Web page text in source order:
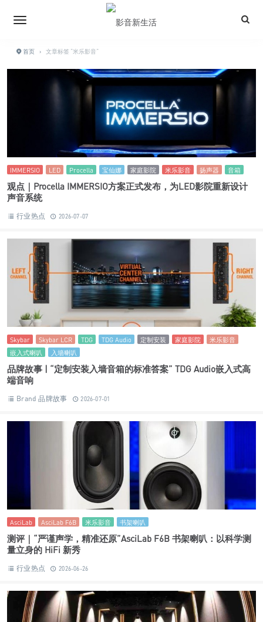
首页 › 文章标签 "米乐影音"
IMMERSIO LED Procella 宝仙娜 家庭影院 米乐影音 扬声器 音箱
观点｜Procella IMMERSIO方案正式发布，为LED影院重新设计
声音系统
行业热点 2026-07-07
Skybar Skybar LCR TDG TDG Audio 定制安装 家庭影院
米乐影音
嵌入式喇叭
入墙喇叭
品牌故事 | “定制安装入墙音箱的标准答案” TDG Audio嵌入式高
端音响
Brand 品牌故事 2026-07-01
AsciLab AsciLab F6B 米乐影音 书架喇叭
测评｜“严谨声学，精准还原”AsciLab F6B 书架喇叭：以科学测
量立身的 HiFi 新秀
行业热点 2026-06-26